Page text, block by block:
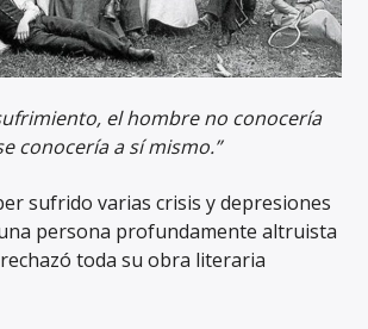
el hombre no conocería
conocería a sí mismo.”
sufrido varias crisis y depresiones
persona profundamente altruista
toda su obra literaria